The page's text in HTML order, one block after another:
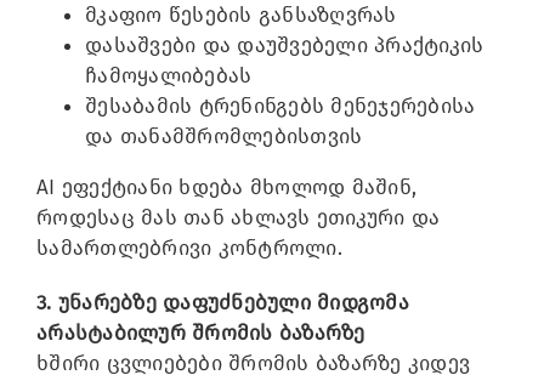
მკაფიო წესების განსაზღვრას
დასაშვები და დაუშვებელი პრაქტიკის
ჩამოყალიბებას
შესაბამის ტრენინგებს მენეჯერებისა
და თანამშრომლებისთვის
AI ეფექტიანი ხდება მხოლოდ მაშინ,
როდესაც მას თან ახლავს ეთიკური და
სამართლებრივი კონტროლი.
3. უნარებზე დაფუძნებული მიდგომა
არასტაბილურ შრომის ბაზარზე
ხშირი ცვლიებები შრომის ბაზარზე კიდევ